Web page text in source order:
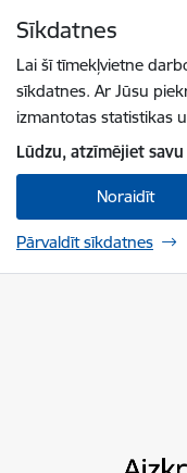
Sīkdatnes
Lai šī tīmekļvietne
sīkdatnes. Ar Jūsu
izmantotas statistikas
Lūdzu, atzīmējiet
Noraidīt
Pārvaldīt sīkdatnes